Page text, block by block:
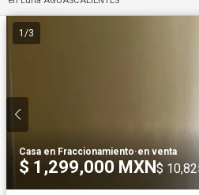
1 /3
Casa en Fraccionamiento·en venta
$ 1,299,000 MXN$